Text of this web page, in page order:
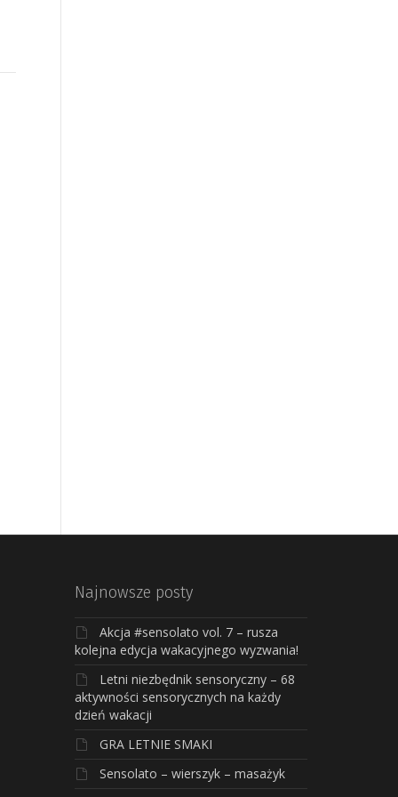
Najnowsze posty
Akcja #sensolato vol. 7 – rusza
kolejna edycja wakacyjnego wyzwania!
Letni niezbędnik sensoryczny – 68
aktywności sensorycznych na każdy
dzień wakacji
GRA LETNIE SMAKI
Sensolato – wierszyk – masażyk